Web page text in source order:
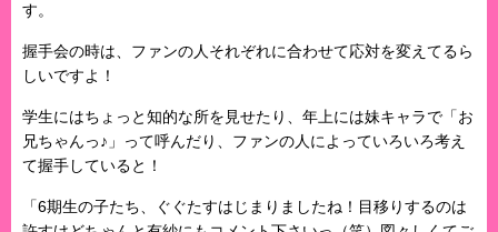
す。
握手会の時は、ファンの人それぞれに合わせて応対を変えてるら
しいですよ！
学生にはちょっと知的な所を見せたり、年上には妹キャラで「お
兄ちゃんっ♪」って呼んだり、ファンの人によっていろいろ考え
て握手していると！
「6期生の子たち、ぐぐたすはじまりましたね！目移りするのは